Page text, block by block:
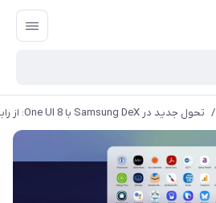
/ تحول جدید در Samsung DeX با One UI 8: از رابط کاربری تا ویژگی های هوشمند